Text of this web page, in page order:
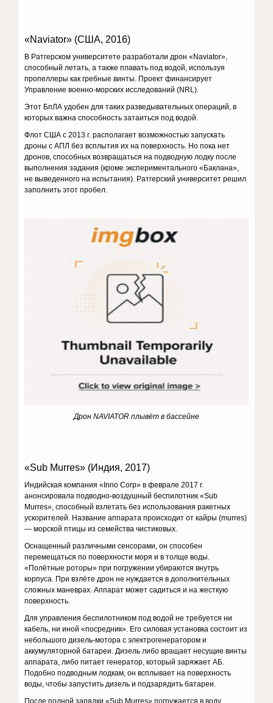
«Naviator» (США, 2016)
В Ратгерском университете разработали дрон «Naviator»,
способный летать, а также плавать под водой, используя
пропеллеры как гребные винты. Проект финансирует
Управление военно-морских исследований (NRL).
Этот БпЛА удобен для таких разведывательных операций, в
которых важна способность затаиться под водой.
Флот США с 2013 г. располагает возможностью запускать
дроны с АПЛ без всплытия их на поверхность. Но пока нет
дронов, способных возвращаться на подводную лодку после
выполнения задания (кроме экспериментального «Баклана»,
не выведенного на испытания). Ратгерский университет решил
заполнить этот пробел.
Дрон NAVIATOR плывёт в бассейне
«Sub Murres» (Индия, 2017)
Индийская компания «Inno Corp» в феврале 2017 г.
анонсировала подводно-воздушный беспилотник «Sub
Murres», способный взлетать без использования ракетных
ускорителей. Название аппарата происходит от кайры (murres)
— морской птицы из семейства чистиковых.
Оснащенный различными сенсорами, он способен
перемещаться по поверхности моря и в толще воды.
«Полётные роторы» при погружении убираются внутрь
корпуса. При взлёте дрон не нуждается в дополнительных
сложных маневрах. Аппарат может садиться и на жесткую
поверхность.
Для управления беспилотником под водой не требуется ни
кабель, ни иной «посредник». Его силовая установка состоит из
небольшого дизель-мотора с электрогенератором и
аккумуляторной батареи. Дизель либо вращает несущие винты
аппарата, либо питает генератор, который заряжает АБ.
Подобно подводным лодкам, он всплывает на поверхность
воды, чтобы запустить дизель и подзарядить батареи.
После полной зарядки «Sub Murres» погружается в воду,